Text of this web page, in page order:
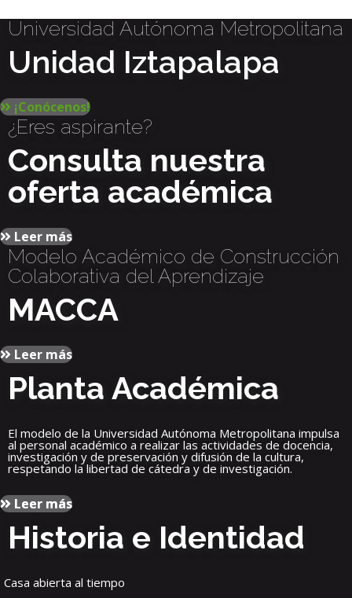
Universidad Autónoma Metropolitana
Unidad Iztapalapa
¡Conócenos!
¿Eres aspirante?
Consulta nuestra
oferta académica
Leer más
Modelo Académico de Construcción
Colaborativa del Aprendizaje
MACCA
Leer más
Planta Académica
El modelo de la Universidad Autónoma Metropolitana impulsa
al personal académico a realizar las actividades de docencia,
investigación y de preservación y difusión de la cultura,
respetando la libertad de cátedra y de investigación.
Leer más
Historia e Identidad
Casa abierta al tiempo